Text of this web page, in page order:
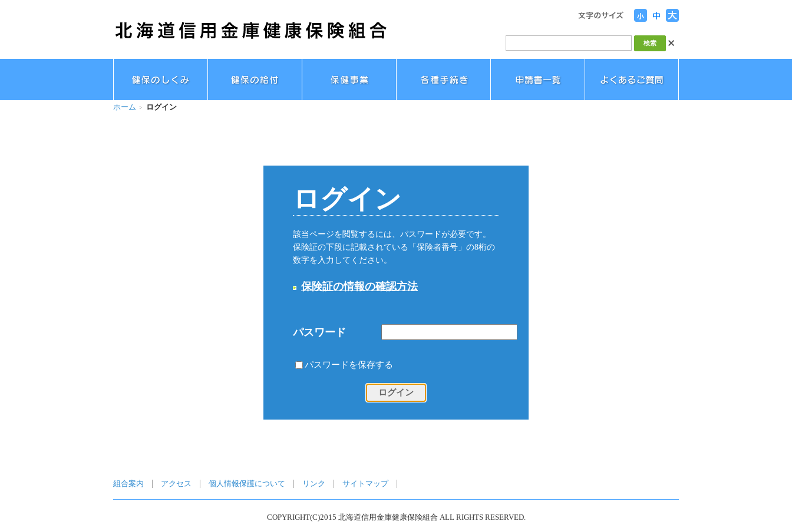
ホーム ログイン
ログイン
該当ページを閲覧するには、パスワードが必要です。
保険証の下段に記載されている「保険者番号」の8桁の
数字を入力してください。
保険証の情報の確認方法
パスワード
パスワードを保存する
組合案内 アクセス 個人情報保護について リンク サイトマップ
COPYRIGHT(C)2015 北海道信用金庫健康保険組合 ALL RIGHTS RESERVED.